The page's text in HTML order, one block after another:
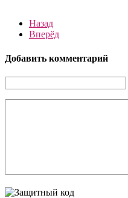
Назад
Вперёд
Добавить комментарий